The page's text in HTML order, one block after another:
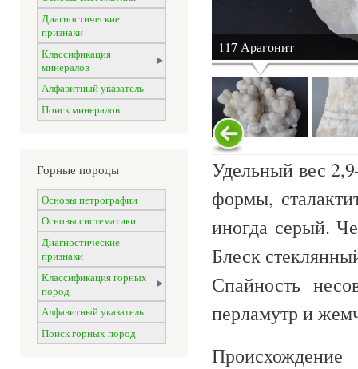
Диагностические
признаки
Классификация
минералов
Алфавитный указатель
Поиск минералов
Горные породы
Основы петрографии
Основы систематики
Диагностические
признаки
Классификация горных
пород
Алфавитный указатель
Поиск горных пород
117 Арагонит
Удельный вес
формы,
иногда серый.
Блеск
Спайность
перламутр и